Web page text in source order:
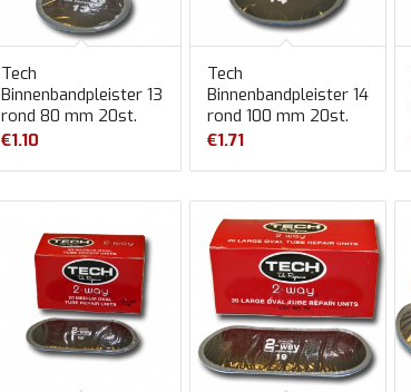
Tech
Binnenbandpleister 13
rond 80 mm 20st.
€1.10
Tech
Binnenbandpleister 14
rond 100 mm 20st.
€1.71